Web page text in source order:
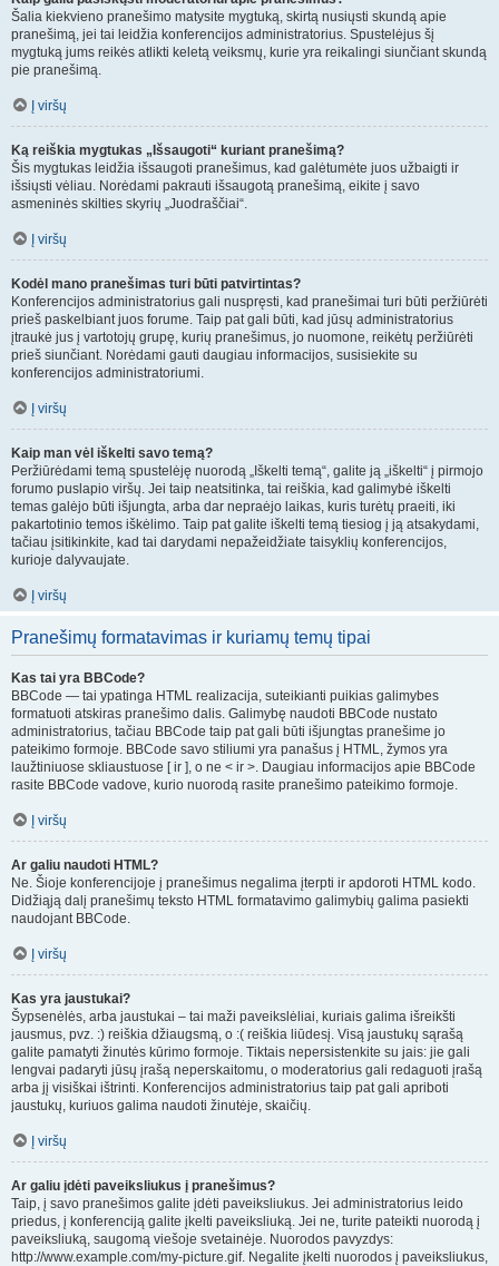
Šalia kiekvieno pranešimo matysite mygtuką, skirtą nusiųsti skundą apie
pranešimą, jei tai leidžia konferencijos administratorius. Spustelėjus šį
mygtuką jums reikės atlikti keletą veiksmų, kurie yra reikalingi siunčiant skundą
pie pranešimą.
Į viršų
Ką reiškia mygtukas „Išsaugoti“ kuriant pranešimą?
Šis mygtukas leidžia išsaugoti pranešimus, kad galėtumėte juos užbaigti ir
išsiųsti vėliau. Norėdami pakrauti išsaugotą pranešimą, eikite į savo
asmeninės skilties skyrių „Juodraščiai“.
Į viršų
Kodėl mano pranešimas turi būti patvirtintas?
Konferencijos administratorius gali nuspręsti, kad pranešimai turi būti peržiūrėti
prieš paskelbiant juos forume. Taip pat gali būti, kad jūsų administratorius
įtraukė jus į vartotojų grupę, kurių pranešimus, jo nuomone, reikėtų peržiūrėti
prieš siunčiant. Norėdami gauti daugiau informacijos, susisiekite su
konferencijos administratoriumi.
Į viršų
Kaip man vėl iškelti savo temą?
Peržiūrėdami temą spustelėję nuorodą „Iškelti temą“, galite ją „iškelti“ į pirmojo
forumo puslapio viršų. Jei taip neatsitinka, tai reiškia, kad galimybė iškelti
temas galėjo būti išjungta, arba dar nepraėjo laikas, kuris turėtų praeiti, iki
pakartotinio temos iškėlimo. Taip pat galite iškelti temą tiesiog į ją atsakydami,
tačiau įsitikinkite, kad tai darydami nepažeidžiate taisyklių konferencijos,
kurioje dalyvaujate.
Į viršų
Pranešimų formatavimas ir kuriamų temų tipai
Kas tai yra BBCode?
BBCode — tai ypatinga HTML realizacija, suteikianti puikias galimybes
formatuoti atskiras pranešimo dalis. Galimybę naudoti BBCode nustato
administratorius, tačiau BBCode taip pat gali būti išjungtas pranešime jo
pateikimo formoje. BBCode savo stiliumi yra panašus į HTML, žymos yra
laužtiniuose skliaustuose [ ir ], o ne < ir >. Daugiau informacijos apie BBCode
rasite BBCode vadove, kurio nuorodą rasite pranešimo pateikimo formoje.
Į viršų
Ar galiu naudoti HTML?
Ne. Šioje konferencijoje į pranešimus negalima įterpti ir apdoroti HTML kodo.
Didžiąją dalį pranešimų teksto HTML formatavimo galimybių galima pasiekti
naudojant BBCode.
Į viršų
Kas yra jaustukai?
Šypsenėlės, arba jaustukai – tai maži paveikslėliai, kuriais galima išreikšti
jausmus, pvz. :) reiškia džiaugsmą, o :( reiškia liūdesį. Visą jaustukų sąrašą
galite pamatyti žinutės kūrimo formoje. Tiktais nepersistenkite su jais: jie gali
lengvai padaryti jūsų įrašą neperskaitomu, o moderatorius gali redaguoti įrašą
arba jį visiškai ištrinti. Konferencijos administratorius taip pat gali apriboti
jaustukų, kuriuos galima naudoti žinutėje, skaičių.
Į viršų
Ar galiu įdėti paveiksliukus į pranešimus?
Taip, į savo pranešimos galite įdėti paveiksliukus. Jei administratorius leido
priedus, į konferenciją galite įkelti paveiksliuką. Jei ne, turite pateikti nuorodą į
paveiksliuką, saugomą viešoje svetainėje. Nuorodos pavyzdys:
http://www.example.com/my-picture.gif. Negalite įkelti nuorodos į paveiksliukus,